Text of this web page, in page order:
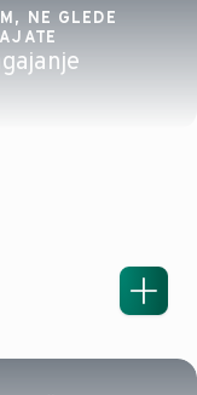
NE GLEDE